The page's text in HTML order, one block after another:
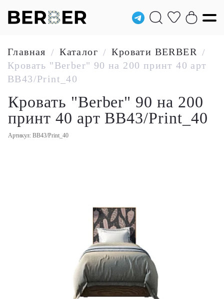
Главная / Каталог / Кровати BERBER /
Кровать "Berber" 90 на 200 принт 40 арт
BB43/Print_40
Кровать "Berber" 90 на 200
принт 40 арт BB43/Print_40
Артикул: BB43/Print_40